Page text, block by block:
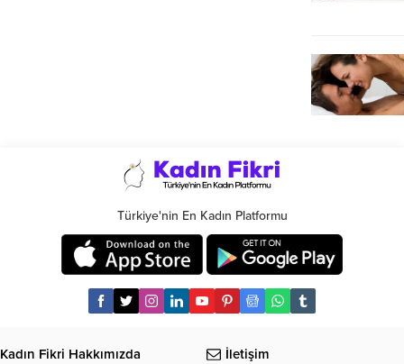
Türkiye'nin En Kadın Platformu
Kadın Fikri Hakkımızda İletişim